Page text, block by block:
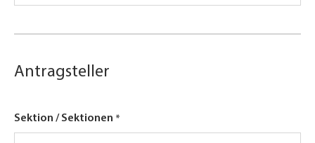
Antragsteller
Sektion / Sektionen